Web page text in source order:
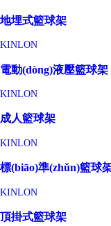
地埋式籃球架
KINLON
電動(dòng)液壓籃球架
KINLON
成人籃球架
KINLON
標(biāo)準(zhǔn)籃球
KINLON
頂掛式籃球架